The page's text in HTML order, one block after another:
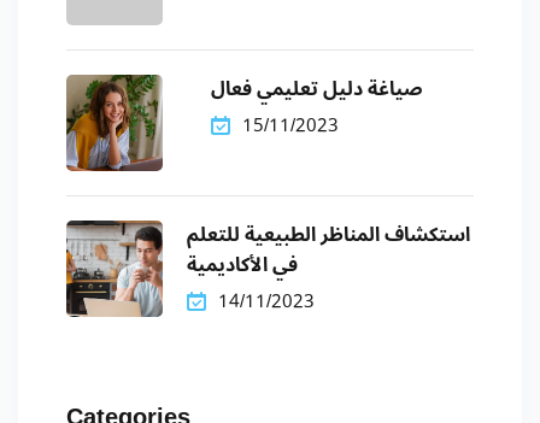
صياغة دليل تعليمي فعال
15/11/2023
استكشاف المناظر الطبيعية للتعلم
في الأكاديمية
14/11/2023